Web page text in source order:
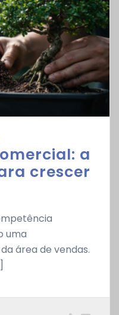
a
crescer
uma
área de vendas.